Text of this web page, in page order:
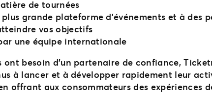
de tournées
grande plateforme d’événements et à des
vos objectifs
une équipe internationale
besoin d’un partenaire de confiance,
à lancer et à développer rapidement leur
offrant aux consommateurs des expériences